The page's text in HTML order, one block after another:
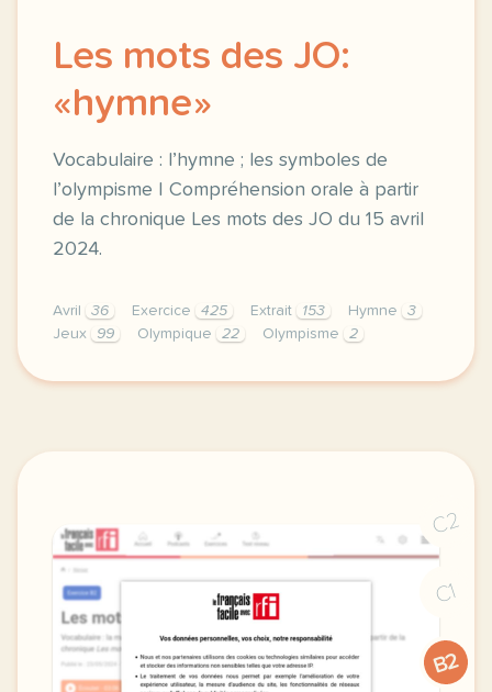
Les mots des JO:
«hymne»
Vocabulaire : l’hymne ; les symboles de
l’olympisme | Compréhension orale à partir
de la chronique Les mots des JO du 15 avril
2024.
Avril 36 Exercice 425 Extrait 153 Hymne
3
Jeux
99 Olympique 22 Olympisme 2
exercice b1 les mots des jo hymne vocabulaire l
C2
C1
B2